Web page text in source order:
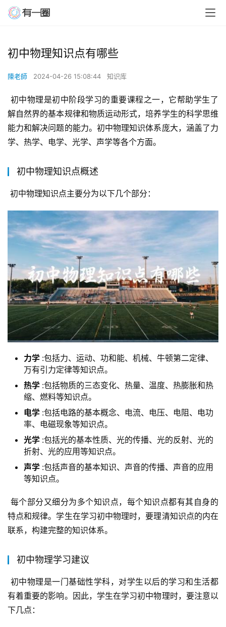
初中物理知识点有哪些
陳老師 2024-04-26 15:08:44 知识库
解自然界的基本规律和物质运动形式，培养学生的科学思维
能力和解决问题的能力。初中物理知识体系庞大，涵盖了力
学、热学、电学、光学、声学等各个方面。
初中物理知识点概述
初中物理知识点主要分为以下几个部分：
力学 :包括力、运动、功和能、机械、牛顿第二定律、
万有引力定律等知识点。
热学 :包括物质的三态变化、热量、温度、热膨胀和热
缩、燃料等知识点。
电学 :包括电路的基本概念、电流、电压、电阻、电功
率、电磁现象等知识点。
光学 :包括光的基本性质、光的传播、光的反射、光的
折射、光的应用等知识点。
声学 :包括声音的基本知识、声音的传播、声音的应用
等知识点。
特点和规律。学生在学习初中物理时，要理清知识点的内在
联系，构建完整的知识体系。
初中物理学习建议
有着重要的影响。因此，学生在学习初中物理时，要注意以
下几点：